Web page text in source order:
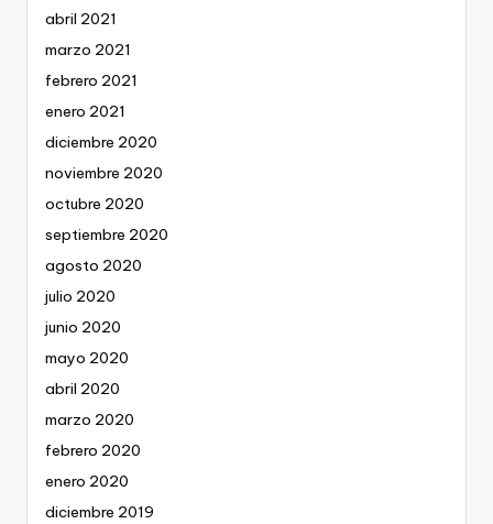
abril 2021
marzo 2021
febrero 2021
enero 2021
diciembre 2020
noviembre 2020
octubre 2020
septiembre 2020
agosto 2020
julio 2020
junio 2020
mayo 2020
abril 2020
marzo 2020
febrero 2020
enero 2020
diciembre 2019